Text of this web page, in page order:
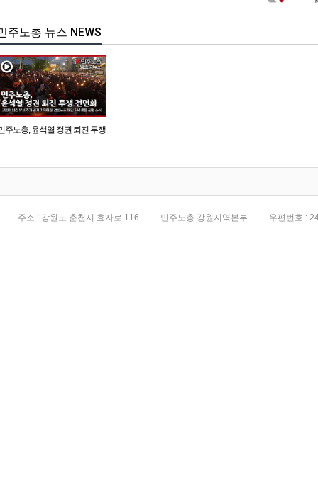
주노총 뉴스 NEWS
주노총, 윤석열 정권 퇴진 투쟁
주소 : 강원도 춘천시 효자로 116 민주노총 강원지역본부 우편번호 :